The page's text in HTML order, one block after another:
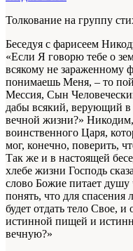
Толкование на группу
Беседуя с фарисеем
«Если Я говорю тебе о
всякому не зараженному
понимаешь Меня, – то
Мессия, Сын
дабы всякий, верующий в
вечной жизни?»
воинственного Царя,
мог, конечно, поверить,
Так же и в настоящей
хлебе жизни Господь
слово Божие питает душу
понять, что для
будет отдать тело Свое,
истинной пищей и
вечную?»